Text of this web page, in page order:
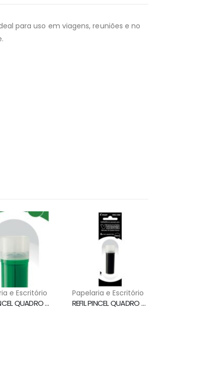
para uso em viagens, reuniões e no
e Escritório
REFIL PINCEL QUADRO BRANCO VERDE WBS-VBM PILOT
Papelaria e Escritório
REFIL PINCEL QUADRO BRANCO PRETO WBS-VBM PILOT